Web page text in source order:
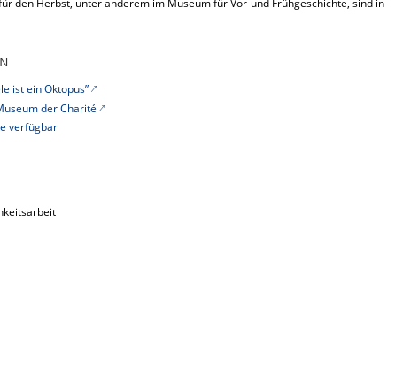
den Herbst, unter anderem im Museum für Vor-und Frühgeschichte, sind in
ist ein Oktopus”
der Charité
verfügbar